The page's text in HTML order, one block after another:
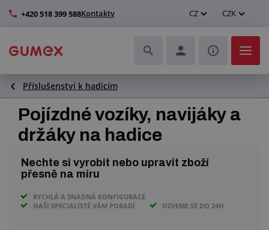
+420 518 399 588Kontakty CZ CZK
Hadice a jejich kompletace
Profily a výroba těsnění
Příslušenství k hadicím
Pojízdné vozíky, navijáky a
držáky na hadice
Nechte si vyrobit nebo upravit zboží
přesně na míru
RYCHLÁ A SNADNÁ KONFIGURACE
NAŠI SPECIALISTÉ VÁM PORADÍ
OZVEME SE DO 24H